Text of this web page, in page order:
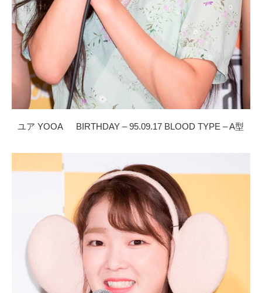
ユア YOOA BIRTHDAY – 95.09.17 BLOOD TYPE – A型